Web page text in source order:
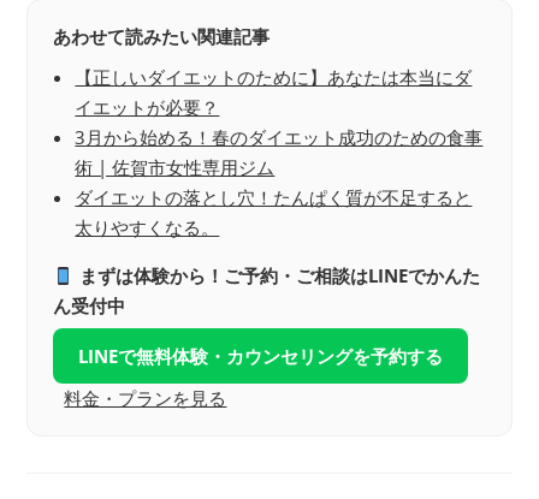
あわせて読みたい関連記事
【正しいダイエットのために】あなたは本当にダ
イエットが必要？
3月から始める！春のダイエット成功のための食事
術 | 佐賀市女性専用ジム
ダイエットの落とし穴！たんぱく質が不足すると
太りやすくなる。
まずは体験から！ご予約・ご相談はLINEでかんた
ん受付中
LINEで無料体験・カウンセリングを予約する
料金・プランを見る